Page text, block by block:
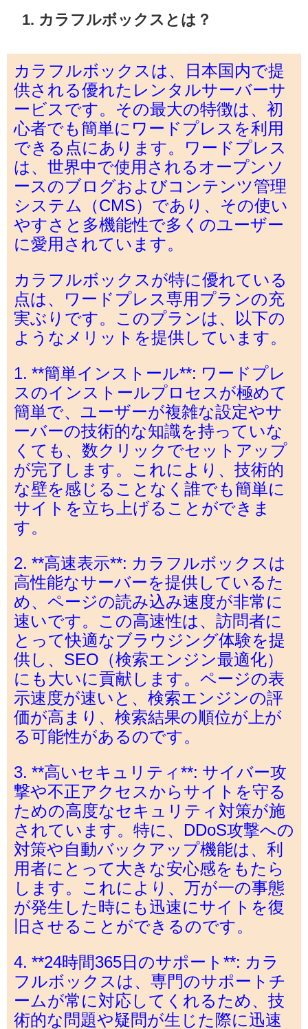
1. カラフルボックスとは？
カラフルボックスは、日本国内で提
供される優れたレンタルサーバーサ
ービスです。その最大の特徴は、初
心者でも簡単にワードプレスを利用
できる点にあります。ワードプレス
は、世界中で使用されるオープンソ
ースのブログおよびコンテンツ管理
システム（CMS）であり、その使い
やすさと多機能性で多くのユーザー
に愛用されています。
カラフルボックスが特に優れている
点は、ワードプレス専用プランの充
実ぶりです。このプランは、以下の
ようなメリットを提供しています。
1. **簡単インストール**: ワードプレ
スのインストールプロセスが極めて
簡単で、ユーザーが複雑な設定やサ
ーバーの技術的な知識を持っていな
くても、数クリックでセットアップ
が完了します。これにより、技術的
な壁を感じることなく誰でも簡単に
サイトを立ち上げることができま
す。
2. **高速表示**: カラフルボックスは
高性能なサーバーを提供しているた
め、ページの読み込み速度が非常に
速いです。この高速性は、訪問者に
とって快適なブラウジング体験を提
供し、SEO（検索エンジン最適化）
にも大いに貢献します。ページの表
示速度が速いと、検索エンジンの評
価が高まり、検索結果の順位が上が
る可能性があるのです。
3. **高いセキュリティ**: サイバー攻
撃や不正アクセスからサイトを守る
ための高度なセキュリティ対策が施
されています。特に、DDoS攻撃への
対策や自動バックアップ機能は、利
用者にとって大きな安心感をもたら
します。これにより、万が一の事態
が発生した時にも迅速にサイトを復
旧させることができるのです。
4. **24時間365日のサポート**: カラ
フルボックスは、専門のサポートチ
ームが常に対応してくれるため、技
術的な問題や疑問が生じた際に迅速